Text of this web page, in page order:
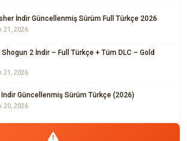
İndir Güncellenmiş Sürüm Full Türkçe 2026
21, 2026
Shogun 2 İndir – Full Türkçe + Tüm DLC – Gold
21, 2026
Indir Güncellenmiş Sürüm Türkçe (2026)
20, 2026